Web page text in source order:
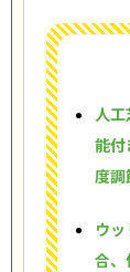
人工
能付
度調
ウ
合、